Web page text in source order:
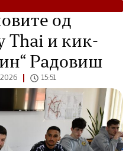
од
Thai и кик-
Радовиш
15:51